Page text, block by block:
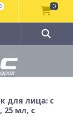
для лица: c
25 мл, с
0